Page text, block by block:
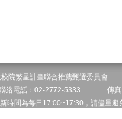
校院繁星計畫聯合推薦甄選委員會
絡電話：02-2772-5333 傳
時間為每日17:00~17:30，請儘量